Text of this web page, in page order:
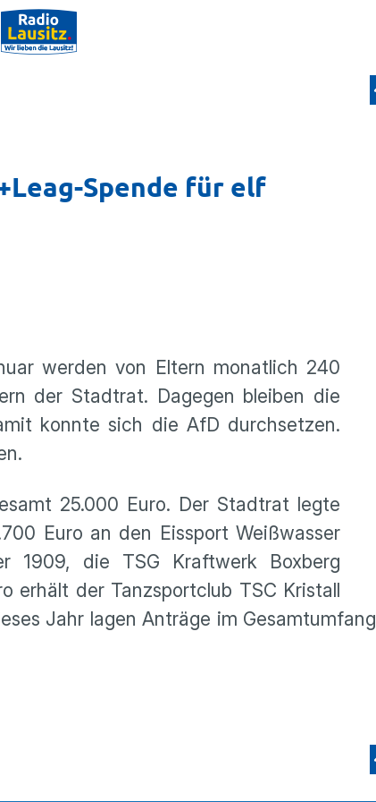
Spende für elf
werden von Eltern monatlich 240
der Stadtrat. Dagegen bleiben die
konnte sich die AfD durchsetzen.
25.000 Euro. Der Stadtrat legte
Euro an den Eissport Weißwasser
1909, die TSG Kraftwerk Boxberg
erhält der Tanzsportclub TSC Kristall
Jahr lagen Anträge im Gesamtumfang